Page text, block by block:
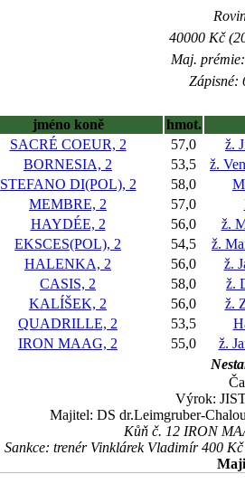
40000 Kč
Maj.
Zápisné:
jméno koně
hmot.
SACRÉ COEUR, 2 57,0
ž.
BORNESIA, 2 53,5
ž.
STEFANO DI(POL), 2 58,0
MEMBRE, 2 57,0
HAYDÉE, 2 56,0
ž.
EKSCES(POL), 2 54,5
ž.
HALENKA, 2 56,0
ž.
CASIS, 2 58,0
ž.
KALÍŠEK, 2 56,0
ž.
QUADRILLE, 2 53,5
IRON MAAG, 2 55,0
ž.
Výrok:
Majitel: DS dr.Leimgruber-
Kůň č. 12 IRON
Sankce: trenér Vinklárek Vladimír 400